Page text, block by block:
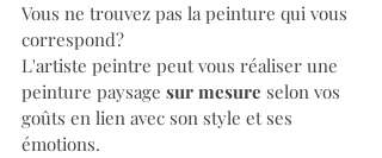
Vous ne trouvez pas la peinture qui vous
correspond?
L'artiste peintre peut vous réaliser une
peinture paysage sur mesure selon vos
goûts en lien avec son style et ses
émotions.